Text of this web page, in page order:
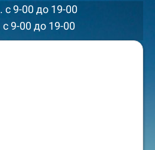
с 9-00 до 19-00
9-00 до 19-00